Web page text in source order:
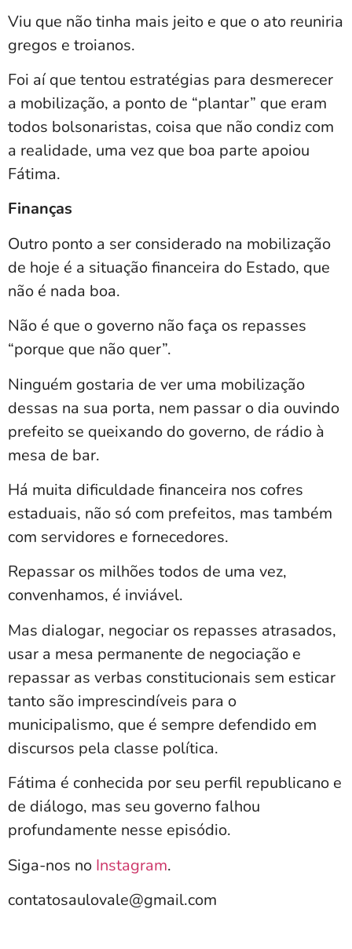
Viu que não tinha mais jeito e que o ato reuniria
gregos e troianos.
Foi aí que tentou estratégias para desmerecer
a mobilização, a ponto de “plantar” que eram
todos bolsonaristas, coisa que não condiz com
a realidade, uma vez que boa parte apoiou
Fátima.
Finanças
Outro ponto a ser considerado na mobilização
de hoje é a situação financeira do Estado, que
não é nada boa.
Não é que o governo não faça os repasses
“porque que não quer”.
Ninguém gostaria de ver uma mobilização
dessas na sua porta, nem passar o dia ouvindo
prefeito se queixando do governo, de rádio à
mesa de bar.
Há muita dificuldade financeira nos cofres
estaduais, não só com prefeitos, mas também
com servidores e fornecedores.
Repassar os milhões todos de uma vez,
convenhamos, é inviável.
Mas dialogar, negociar os repasses atrasados,
usar a mesa permanente de negociação e
repassar as verbas constitucionais sem esticar
tanto são imprescindíveis para o
municipalismo, que é sempre defendido em
discursos pela classe política.
Fátima é conhecida por seu perfil republicano e
de diálogo, mas seu governo falhou
profundamente nesse episódio.
Siga-nos no Instagram.
contatosaulovale@gmail.com